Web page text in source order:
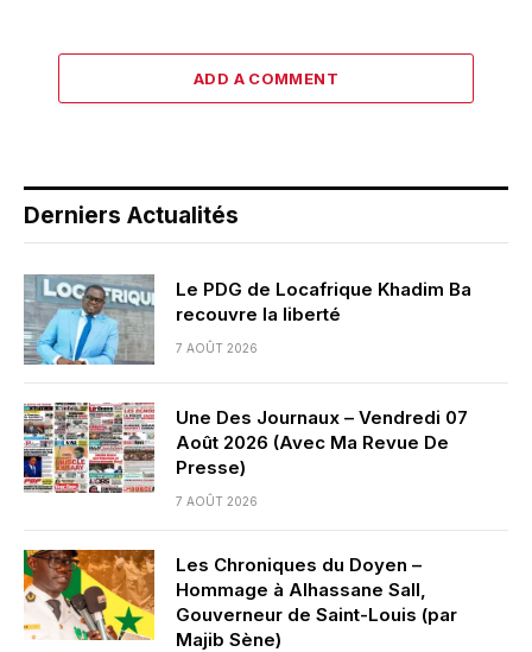
ADD A COMMENT
Derniers Actualités
Le PDG de Locafrique Khadim Ba
recouvre la liberté
7 AOÛT 2026
Une Des Journaux – Vendredi 07
Août 2026 (Avec Ma Revue De
Presse)
7 AOÛT 2026
Les Chroniques du Doyen –
Hommage à Alhassane Sall,
Gouverneur de Saint-Louis (par
Majib Sène)